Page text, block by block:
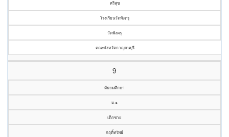
ศรีสุข
โรงเรียนวัดพังตรุ
วัดพังตรุ
คณะจังหวัดกาญจนบุรี
9
มัธยมศึกษา
ม.๑
เด็กชาย
กฤดิ์ทรัพย์